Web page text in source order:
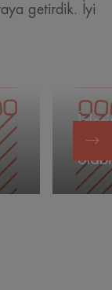
getirdik. İyi
nasıl